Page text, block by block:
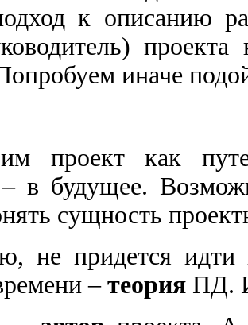
к описанию
иначе
проект как
в будущее.
сущность
не придется
– теория ПД.